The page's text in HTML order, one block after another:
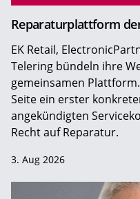
Reparaturplattform
EK Retail,
Telering bündeln ihre
gemeinsamen
Seite ein erster
angekündigten
Recht auf Reparatur.
3. Aug 2026